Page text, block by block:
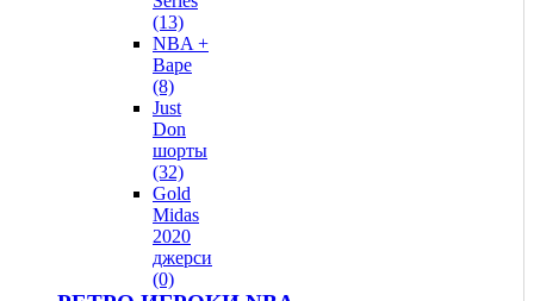
(13)
NBA +
Bape
(8)
Just
Don
шорты
(32)
Gold
Midas
2020
джерси
(0)